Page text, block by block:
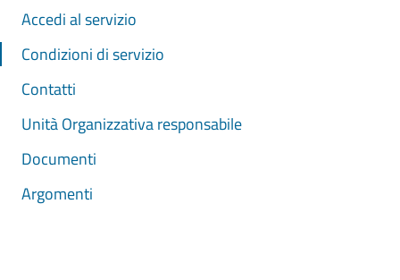
Accedi al servizio
Condizioni di servizio
Contatti
Unità Organizzativa responsabile
Documenti
Argomenti